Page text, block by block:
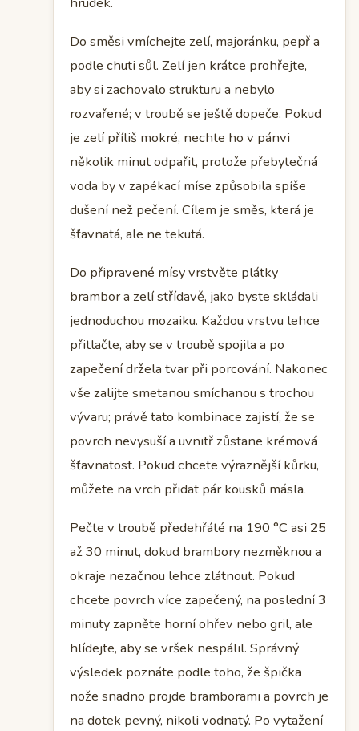
Do směsi vmíchejte zelí, majoránku, pepř a
podle chuti sůl. Zelí jen krátce prohřejte,
aby si zachovalo strukturu a nebylo
rozvařené; v troubě se ještě dopeče. Pokud
je zelí příliš mokré, nechte ho v pánvi
několik minut odpařit, protože přebytečná
voda by v zapékací míse způsobila spíše
dušení než pečení. Cílem je směs, která je
šťavnatá, ale ne tekutá.
Do připravené mísy vrstvěte plátky
brambor a zelí střídavě, jako byste skládali
jednoduchou mozaiku. Každou vrstvu lehce
přitlačte, aby se v troubě spojila a po
zapečení držela tvar při porcování. Nakonec
vše zalijte smetanou smíchanou s trochou
vývaru; právě tato kombinace zajistí, že se
povrch nevysuší a uvnitř zůstane krémová
šťavnatost. Pokud chcete výraznější kůrku,
můžete na vrch přidat pár kousků másla.
Pečte v troubě předehřáté na 190 °C asi 25
až 30 minut, dokud brambory nezměknou a
okraje nezačnou lehce zlátnout. Pokud
chcete povrch více zapečený, na poslední 3
minuty zapněte horní ohřev nebo gril, ale
hlídejte, aby se vršek nespálil. Správný
výsledek poznáte podle toho, že špička
nože snadno projde bramborami a povrch je
na dotek pevný, nikoli vodnatý. Po vytažení